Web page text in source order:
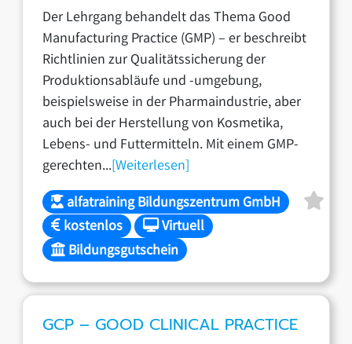
Der Lehrgang behandelt das Thema Good
Manufacturing Practice (GMP) – er beschreibt
Richtlinien zur Qualitätssicherung der
Produktionsabläufe und -umgebung,
beispielsweise in der Pharmaindustrie, aber
auch bei der Herstellung von Kosmetika,
Lebens- und Futtermitteln. Mit einem GMP-
gerechten...[Weiterlesen]
alfatraining Bildungszentrum GmbH
kostenlos
Virtuell
Bildungsgutschein
GCP – GOOD CLINICAL PRACTICE